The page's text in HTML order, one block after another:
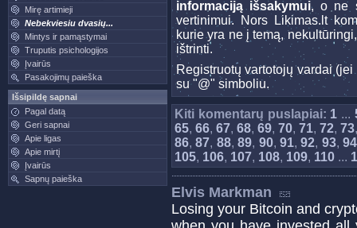
Mirę artimieji
Nebekviesiu dvasių...
Mintys ir pamąstymai
Truputis psichologijos
Įvairūs
Pasakojimų paieška
Išsipildę sapnai
Pagal datą
Geri sapnai
Apie ligas
Apie mirtį
Įvairūs
Sapnų paieška
informaciją išsakymui, o ne
vertinimui. Nors Likimas.lt
kurie yra ne į temą,
ištrinti.
Registruotų vartotojų vardai
su "@" simboliu.
Kiti komentarų puslapiai: 1 ...
65, 66, 67, 68, 69, 70, 71, 72, 73
86,87, 88,89, 90, 91,92, 93,94
105, 106, 107, 108, 109, 110 ...
Elvis Markman
Losing your Bitcoin and